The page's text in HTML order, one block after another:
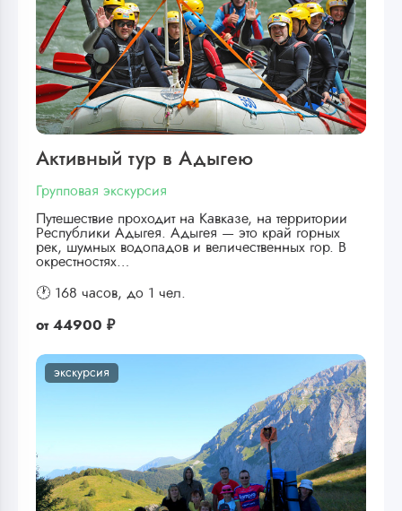
Активный тур в Адыгею
Групповая экскурсия
Путешествие проходит на Кавказе, на территории
Республики Адыгея. Адыгея — это край горных
рек, шумных водопадов и величественных гор. В
окрестностях…
🕐 168 часов, до 1 чел.
от 44900 ₽
экскурсия